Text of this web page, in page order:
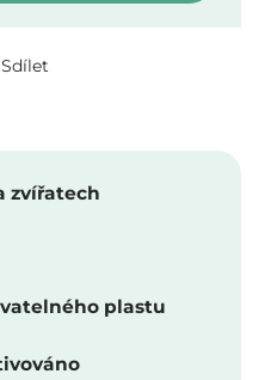
Sdílet
zvířatech
plastu